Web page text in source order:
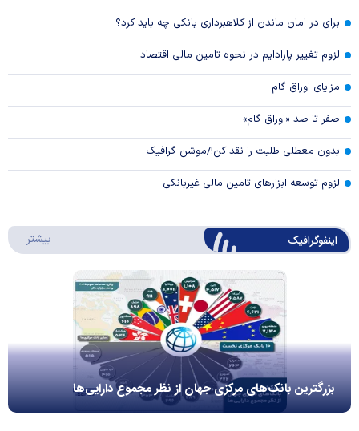
برای در امان ماندن از کلاهبرداری بانکی چه باید کرد؟
لزوم تغییر پارادایم در نحوه تامین مالی اقتصاد
مزایای اوراق گام
صفر تا صد «اوراق گام»
بدون معطلی طلبت را نقد کن!/موشن گرافیک
لزوم توسعه ابزارهای تامین مالی غیربانکی
اینفوگرافیک بیشتر
بزرگترین بانک‌های مرکزی جهان از نظر مجموع دارایی‌ها